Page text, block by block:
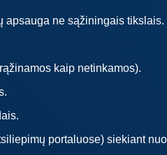
ne sąžiningais tikslais.
kaip netinkamos).
portaluose) siekiant